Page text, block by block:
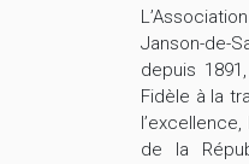
Janson-de-
depuis
Fidèle à la
de la